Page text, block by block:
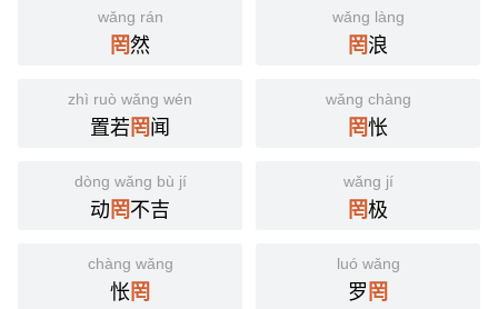
wǎng rán
罔然
wǎng làng
罔浪
zhì ruò wǎng wén
置若罔闻
wǎng chàng
罔怅
dòng wǎng bù jí
动罔不吉
wǎng jí
罔极
chàng wǎng
怅罔
luó wǎng
罗罔